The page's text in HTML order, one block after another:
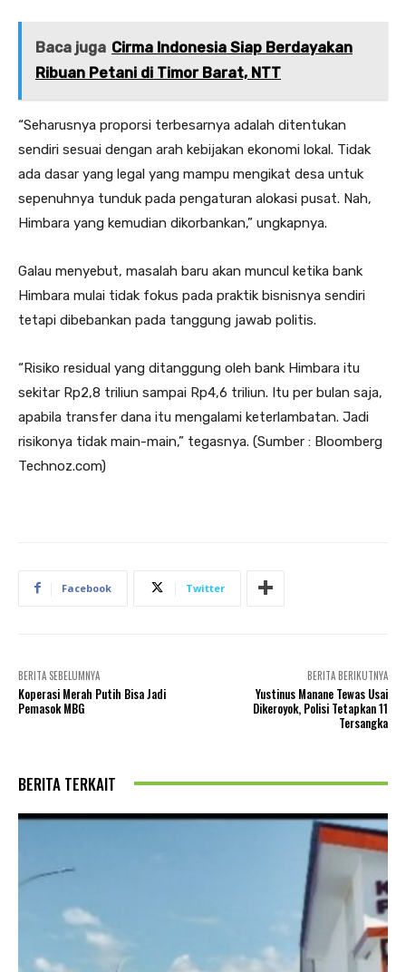
Baca juga Cirma Indonesia Siap Berdayakan
Ribuan Petani di Timor Barat, NTT
“Seharusnya proporsi terbesarnya adalah ditentukan
sendiri sesuai dengan arah kebijakan ekonomi lokal. Tidak
ada dasar yang legal yang mampu mengikat desa untuk
sepenuhnya tunduk pada pengaturan alokasi pusat. Nah,
Himbara yang kemudian dikorbankan,” ungkapnya.
Galau menyebut, masalah baru akan muncul ketika bank
Himbara mulai tidak fokus pada praktik bisnisnya sendiri
tetapi dibebankan pada tanggung jawab politis.
“Risiko residual yang ditanggung oleh bank Himbara itu
sekitar Rp2,8 triliun sampai Rp4,6 triliun. Itu per bulan saja,
apabila transfer dana itu mengalami keterlambatan. Jadi
risikonya tidak main-main,” tegasnya. (Sumber : Bloomberg
Technoz.com)
Facebook Twitter
BERITA SEBELUMNYA
Koperasi Merah Putih Bisa Jadi
Pemasok MBG
BERITA BERIKUTNYA
Yustinus Manane Tewas Usai
Dikeroyok, Polisi Tetapkan 11
Tersangka
BERITA TERKAIT